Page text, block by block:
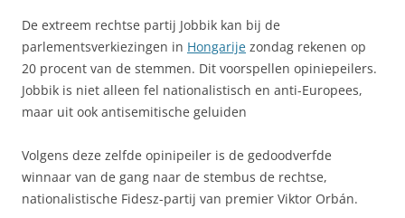
De extreem rechtse partij Jobbik kan bij de
parlementsverkiezingen in Hongarije zondag rekenen op
20 procent van de stemmen. Dit voorspellen opiniepeilers.
Jobbik is niet alleen fel nationalistisch en anti-Europees,
maar uit ook antisemitische geluiden
Volgens deze zelfde opinipeiler is de gedoodverfde
winnaar van de gang naar de stembus de rechtse,
nationalistische Fidesz-partij van premier Viktor Orbán.